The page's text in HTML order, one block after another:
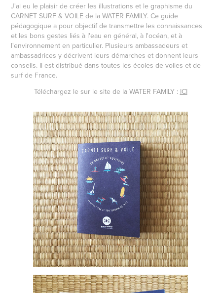
J'ai eu le plaisir de créer les illustrations et le graphisme du
CARNET SURF & VOILE de la WATER FAMILY. Ce guide
pédagogique a pour objectif de transmettre les connaissances
et les bons gestes liés à l'eau en général, à l'océan, et à
l'environnement en particulier. Plusieurs ambassadeurs et
ambassadrices y décrivent leurs démarches et donnent leurs
conseils. Il est distribué dans toutes les écoles de voiles et de
surf de France.
Téléchargez le sur le site de la WATER FAMILY : ICI